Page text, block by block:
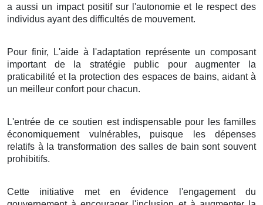
a aussi un impact positif sur l'autonomie et le respect des
individus ayant des difficultés de mouvement.
Pour finir, L'aide à l'adaptation représente un composant
important de la stratégie public pour augmenter la
praticabilité et la protection des espaces de bains, aidant à
un meilleur confort pour chacun.
L'entrée de ce soutien est indispensable pour les familles
économiquement vulnérables, puisque les dépenses
relatifs à la transformation des salles de bain sont souvent
prohibitifs.
Cette initiative met en évidence l'engagement du